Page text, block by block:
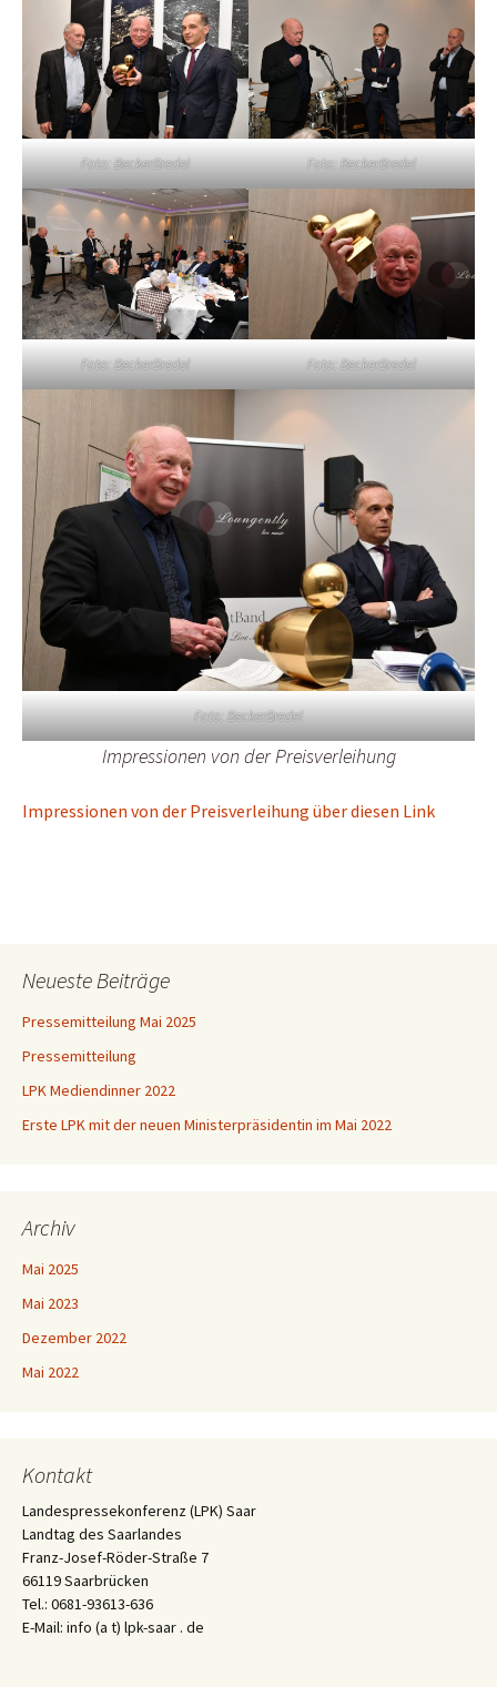
Foto: BeckerBredel Foto: BeckerBredel
Foto: BeckerBredel Foto: BeckerBredel
Foto: BeckerBredel
Impressionen von der Preisverleihung
Impressionen von der Preisverleihung über diesen Link
Neueste Beiträge
Pressemitteilung Mai 2025
Pressemitteilung
LPK Mediendinner 2022
Erste LPK mit der neuen Ministerpräsidentin im Mai 2022
Archiv
Mai 2025
Mai 2023
Dezember 2022
Mai 2022
Kontakt
Landespressekonferenz (LPK) Saar
Landtag des Saarlandes
Franz-Josef-Röder-Straße 7
66119 Saarbrücken
Tel.: 0681-93613-636
E-Mail: info (a t) lpk-saar . de